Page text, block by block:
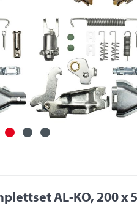
AL-KO, 200 x